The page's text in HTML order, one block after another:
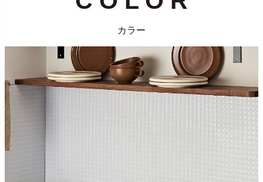
カラー